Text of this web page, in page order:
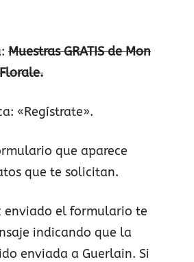
Muestras GRATIS de Mon
«Regístrate».
que aparece
que te solicitan.
enviado el formulario te
indicando que la
enviada a Guerlain. Si